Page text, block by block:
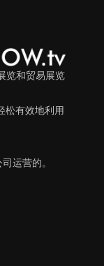
览和贸易展览
松有效地利用
运营的。